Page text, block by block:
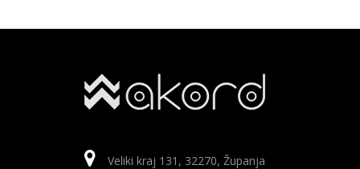
Veliki kraj 131, 32270, Županja